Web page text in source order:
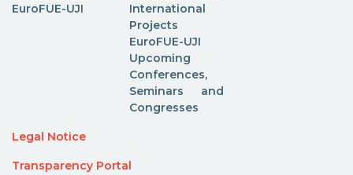
EuroFUE-UJI
International
Projects
EuroFUE-UJI
Upcoming
Conferences,
Seminars and
Congresses
Legal Notice
Transparency Portal